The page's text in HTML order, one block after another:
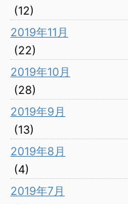
(12)
2019年11月
(22)
2019年10月
(28)
2019年9月
(13)
2019年8月
(4)
2019年7月